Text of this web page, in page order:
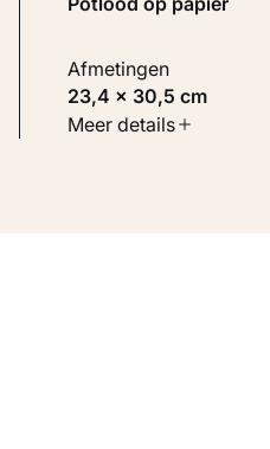
Afmetingen
23,4 × 30,5 cm
Soort werk
Meer details